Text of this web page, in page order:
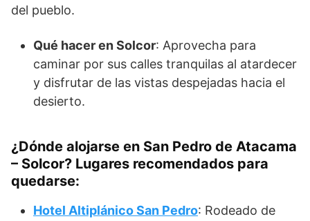
del pueblo.
Qué hacer en Solcor: Aprovecha para
caminar por sus calles tranquilas al atardecer
y disfrutar de las vistas despejadas hacia el
desierto.
¿Dónde alojarse en San Pedro de Atacama
– Solcor? Lugares recomendados para
quedarse:
Hotel Altiplánico San Pedro: Rodeado de